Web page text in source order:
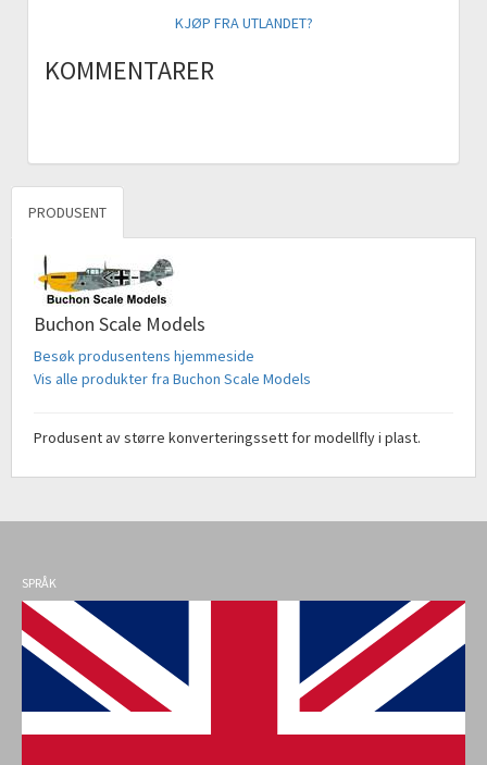
KJØP FRA UTLANDET?
KOMMENTARER
PRODUSENT
Buchon Scale Models
Besøk produsentens hjemmeside
Vis alle produkter fra Buchon Scale Models
Produsent av større konverteringssett for modellfly i plast.
SPRÅK